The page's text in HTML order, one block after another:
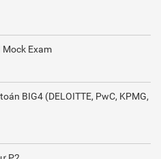
Mock Exam
BIG4 (DELOITTE, PwC, KPMG,